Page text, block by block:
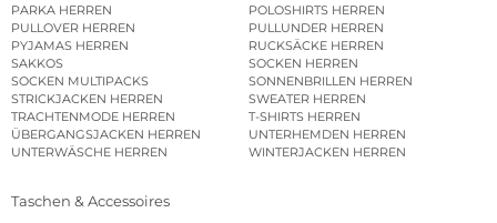
PARKA HERREN
POLOSHIRTS HERREN
PULLOVER HERREN
PULLUNDER HERREN
PYJAMAS HERREN
RUCKSÄCKE HERREN
SAKKOS
SOCKEN HERREN
SOCKEN MULTIPACKS
SONNENBRILLEN HERREN
STRICKJACKEN HERREN
SWEATER HERREN
TRACHTENMODE HERREN
T-SHIRTS HERREN
ÜBERGANGSJACKEN HERREN
UNTERHEMDEN HERREN
UNTERWÄSCHE HERREN
WINTERJACKEN HERREN
Taschen & Accessoires